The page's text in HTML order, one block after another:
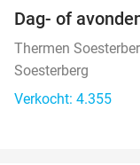
Dag- of
Thermen
Soesterberg
Verkocht: 4.355